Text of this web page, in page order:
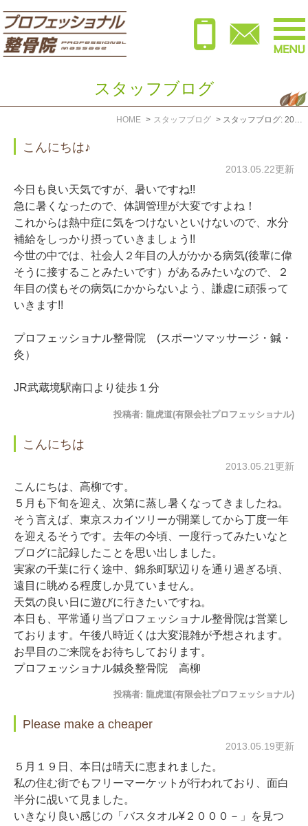
スタッフブログ
HOME スタッフブログ
こんにちは♪
2013.05.22更新
今日も良い天気ですが、暑いですね!!
急に暑くなったので、体調管理が大変ですよね！
これからは熱中症に気をつけないといけないので、水分
補給をしっかり摂っていきましょう!!
今世の中では、社会人２年目の人がかかる病気(後輩に偉
そうに接することみたいです）があるみたいなので、２
年目の僕もその病気にかからないよう、謙虚に頑張って
いきます!!
プロフェッショナル整骨院 (スポーツマッサージ・鍼・
灸）
JR武蔵境駅南口より徒歩１分
投稿者: 龍虎道(有限会社プロフェッショナル)
こんにちは
2013.05.21更新
こんにちは、高柳です。
５月も下旬を迎え、次第に蒸し暑くなってきましたね。
そう言えば、東京スカイツリーが開業してから丁度一年
を迎えるそうです。去年の今頃、一度行ってみたいなと
ブログに記録したことを思い出しました。
実家の千葉に行く途中、錦糸町駅辺りを通り過ぎる頃、
遠目に眺める程度しか見ていません。
天気の良い日に遊びに行きたいですね。
本日も、平常通り当プロフェッショナル整骨院は営業し
ております。午後八時近くは大変混雑が予想されます。
お早目のご来院をお待ちしております。
プロフェッショナル鍼灸整骨院 高柳
投稿者: 龍虎道(有限会社プロフェッショナル)
Please make a cheaper
2013.05.19更新
５月１９日、本日は晴天に恵まれました。
私の住む街でもフリーマーケットが行われており、面白
半分に覘いて見ました。
いきなり良い感じの「バスタオル¥２０００－」を見つ